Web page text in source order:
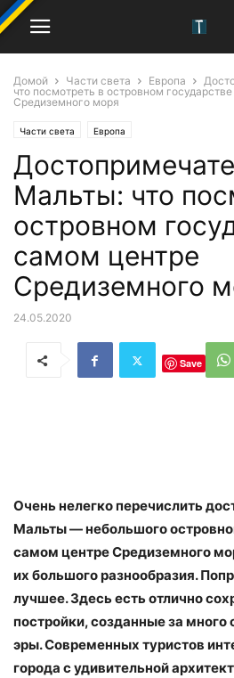
Домой Части света Европа
что посмотреть в островном
Средиземного моря
Части света Европа
Мальты: что
островном
самом центре
Средиземного
24.05.2020
Save
Очень нелегко перечислить
Мальты — небольшого
самом центре Средиземного
их большого разнообразия.
лучшее. Здесь есть отлично
постройки, созданные за много
эры. Современных туристов
города с удивительной